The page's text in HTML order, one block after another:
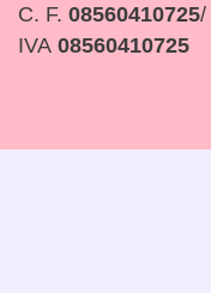
C. F. 08560410725/
IVA 08560410725